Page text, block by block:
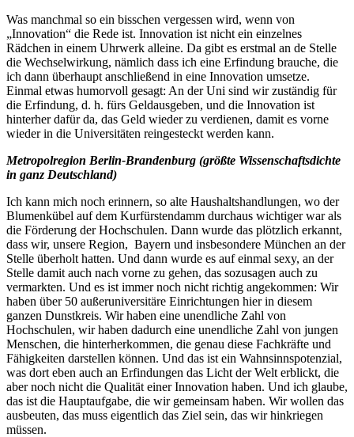
Was manchmal so ein bisschen vergessen wird, wenn von
„Innovation“ die Rede ist. Innovation ist nicht ein einzelnes
Rädchen in einem Uhrwerk alleine. Da gibt es erstmal an de Stelle
die Wechselwirkung, nämlich dass ich eine Erfindung brauche, die
ich dann überhaupt anschließend in eine Innovation umsetze.
Einmal etwas humorvoll gesagt: An der Uni sind wir zuständig für
die Erfindung, d. h. fürs Geldausgeben, und die Innovation ist
hinterher dafür da, das Geld wieder zu verdienen, damit es vorne
wieder in die Universitäten reingesteckt werden kann.
Metropolregion Berlin-Brandenburg (größte Wissenschaftsdichte
in ganz Deutschland)
Ich kann mich noch erinnern, so alte Haushaltshandlungen, wo der
Blumenkübel auf dem Kurfürstendamm durchaus wichtiger war als
die Förderung der Hochschulen. Dann wurde das plötzlich erkannt,
dass wir, unsere Region, Bayern und insbesondere München an der
Stelle überholt hatten. Und dann wurde es auf einmal sexy, an der
Stelle damit auch nach vorne zu gehen, das sozusagen auch zu
vermarkten. Und es ist immer noch nicht richtig angekommen: Wir
haben über 50 außeruniversitäre Einrichtungen hier in diesem
ganzen Dunstkreis. Wir haben eine unendliche Zahl von
Hochschulen, wir haben dadurch eine unendliche Zahl von jungen
Menschen, die hinterherkommen, die genau diese Fachkräfte und
Fähigkeiten darstellen können. Und das ist ein Wahnsinnspotenzial,
was dort eben auch an Erfindungen das Licht der Welt erblickt, die
aber noch nicht die Qualität einer Innovation haben. Und ich glaube,
das ist die Hauptaufgabe, die wir gemeinsam haben. Wir wollen das
ausbeuten, das muss eigentlich das Ziel sein, das wir hinkriegen
müssen.